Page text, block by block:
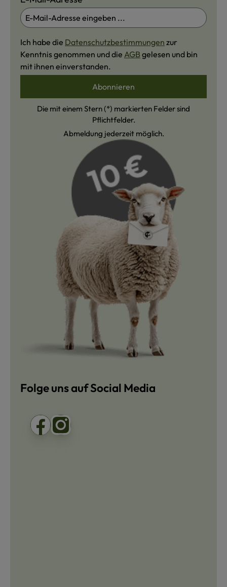
Ich habe die Datenschutzbestimmungen zur
Kenntnis genommen und die AGB gelesen und bin
mit ihnen einverstanden.
Abonnieren
Die mit einem Stern (*) markierten Felder sind
Pflichtfelder.
Abmeldung jederzeit möglich.
Folge uns auf Social Media